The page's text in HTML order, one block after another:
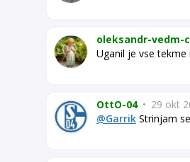
oleksandr-vedm-
Uganil je vse
OttO-04 • 29 okt
@Garrik Strinjam